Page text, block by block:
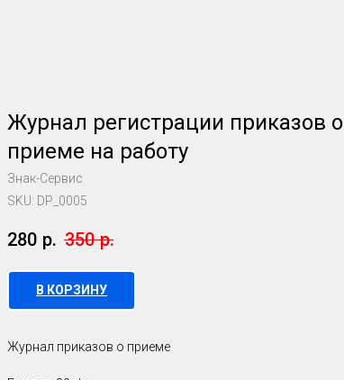
Журнал регистрации приказов о
приеме на работу
Знак-Сервис
SKU: DP_0005
280 р. 350 р.
В КОРЗИНУ
Журнал приказов о приеме